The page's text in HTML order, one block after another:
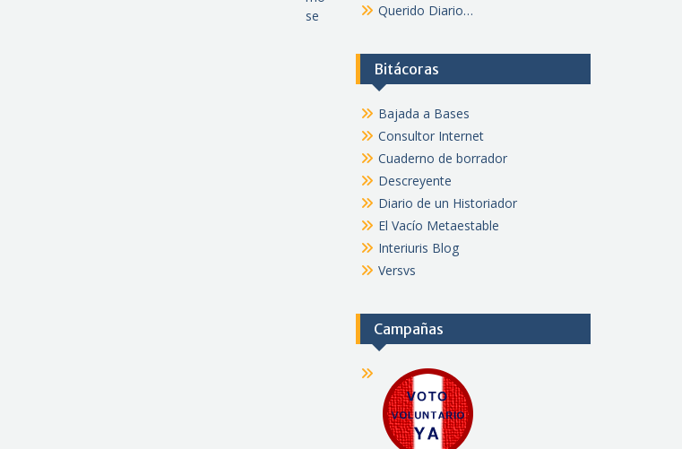
se
Querido Diario…
Bitácoras
Bajada a Bases
Consultor Internet
Cuaderno de borrador
Descreyente
Diario de un Historiador
El Vacío Metaestable
Interiuris Blog
Versvs
Campañas